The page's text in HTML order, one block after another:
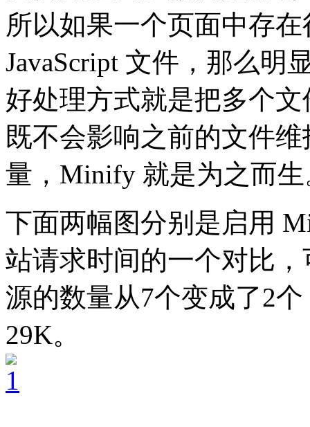
所以如果一个页面中存
JavaScript 文件，那么明
好处理方式就是把多个
既不会影响之前的文件
量，Minify 就是为之而生
下面两幅图分别是启用
站请求时间的一个对比
源的数量从7个变成了2
29K。